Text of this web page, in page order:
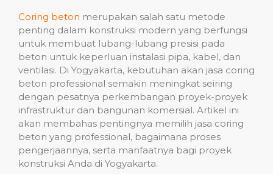
Coring beton merupakan salah satu metode
penting dalam konstruksi modern yang berfungsi
untuk membuat lubang-lubang presisi pada
beton untuk keperluan instalasi pipa, kabel, dan
ventilasi. Di Yogyakarta, kebutuhan akan jasa coring
beton professional semakin meningkat seiring
dengan pesatnya perkembangan proyek-proyek
infrastruktur dan bangunan komersial. Artikel ini
akan membahas pentingnya memilih jasa coring
beton yang professional, bagaimana proses
pengerjaannya, serta manfaatnya bagi proyek
konstruksi Anda di Yogyakarta.